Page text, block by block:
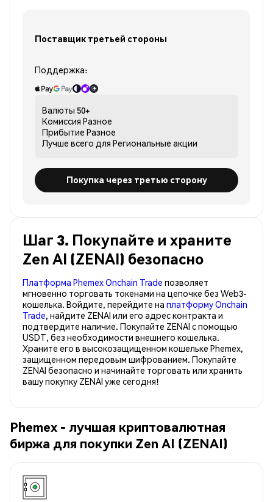
Поставщик третьей стороны
Поддержка:
Валюты 50+
Комиссия Разное
Прибытие Разное
Лучше всего для Региональные акции
Покупка через третью сторону
Шаг 3. Покупайте и храните
Zen AI (ZENAI) безопасно
Платформа Phemex Onchain Trade позволяет
мгновенно торговать токенами на цепочке без Web3-
кошелька. Войдите, перейдите на платформу Onchain
Trade, найдите ZENAI или его адрес контракта и
подтвердите наличие. Покупайте ZENAI с помощью
USDT, без необходимости внешнего кошелька.
Храните его в высокозащищенном кошельке Phemex,
защищенном передовым шифрованием. Покупайте
ZENAI безопасно и начинайте торговать или хранить
вашу покупку ZENAI уже сегодня!
Phemex - лучшая криптовалютная
биржа для покупки Zen AI (ZENAI)